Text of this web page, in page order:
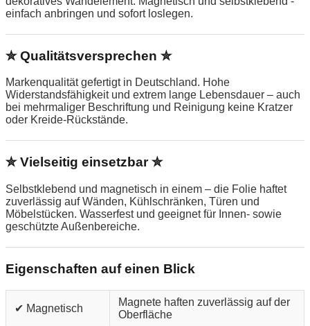
einfach anbringen und sofort loslegen.
✮ Qualitätsversprechen ✮
Markenqualität gefertigt in Deutschland. Hohe
Widerstandsfähigkeit und extrem lange Lebensdauer – auch
bei mehrmaliger Beschriftung und Reinigung keine Kratzer
oder Kreide-Rückstände.
✮ Vielseitig einsetzbar ✮
Selbstklebend und magnetisch in einem – die Folie haftet
zuverlässig auf Wänden, Kühlschränken, Türen und
Möbelstücken. Wasserfest und geeignet für Innen- sowie
geschützte Außenbereiche.
Eigenschaften auf einen Blick
✔ Magnetisch
Magnete haften zuverlässig auf der
Oberfläche